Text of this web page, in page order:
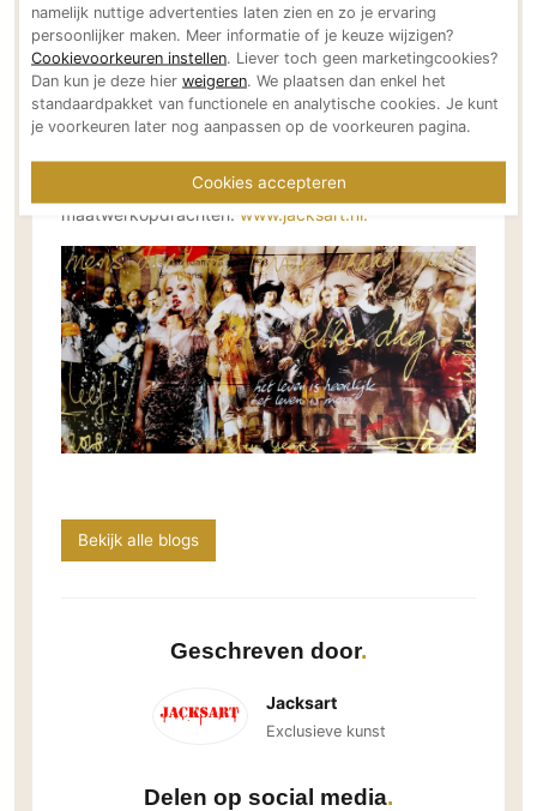
PVC vloeren
Gietvloeren
Houten vloeren
Natuursteen en keramiek vloeren
Afwerking
Wandafwerking
Beton Ciré
Behang / Wandtextiel
Natuursteen en keramiek
Leer
Schilderwerk
Stucwerk
Technologie
bijdragen aan visuele identiteit en
interieurconcepten. Kunstwerken op basis van eigen
beeldmateriaal, grootschalige series en volledig
gepersonaliseerd maatwerk behoren tot de
mogelijkheden.
Meer informatie over de nieuwe collectie en
maatwerkopdrachten: www.jacksart.nl.
Bekijk alle blogs
Geschreven door
Jacksart
Exclusieve kunst
Delen op social media
namelijk nuttige advertenties laten zien en zo je ervaring
persoonlijker maken. Meer informatie of je keuze wijzigen?
Cookievoorkeuren instellen. Liever toch geen marketingcookies?
Dan kun je deze hier weigeren. We plaatsen dan enkel het
standaardpakket van functionele en analytische cookies. Je kunt
je voorkeuren later nog aanpassen op de voorkeuren pagina.
Cookies accepteren